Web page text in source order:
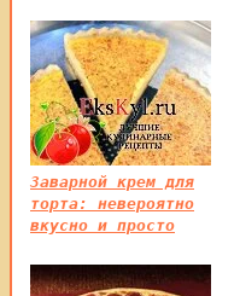
Заварной крем для
торта: невероятно
вкусно и просто